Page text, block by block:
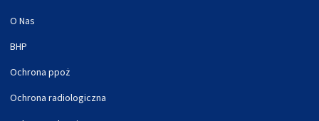
O Nas
BHP
Ochrona ppoż
Ochrona radiologiczna